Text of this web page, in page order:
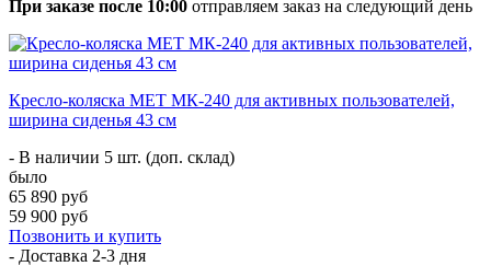
При заказе после 10:00 отправляем заказ на следующий день
Кресло-коляска МЕТ МК-240 для активных пользователей,
ширина сиденья 43 см
- В наличии 5 шт. (доп. склад)
было
65 890 руб
59 900 руб
Позвонить и купить
- Доставка 2-3 дня